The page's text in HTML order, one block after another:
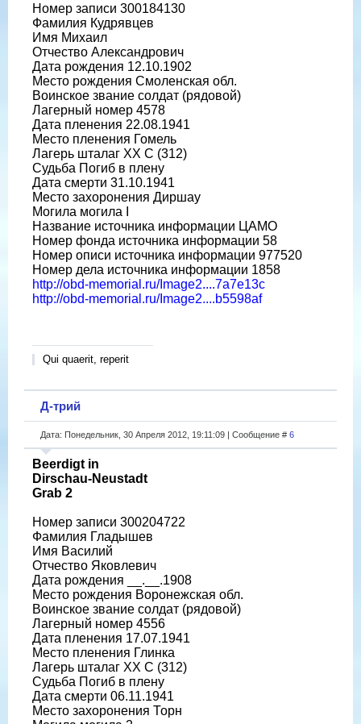
Номер записи 300184130
Фамилия Кудрявцев
Имя Михаил
Отчество Александрович
Дата рождения 12.10.1902
Место рождения Смоленская обл.
Воинское звание солдат (рядовой)
Лагерный номер 4578
Дата пленения 22.08.1941
Место пленения Гомель
Лагерь шталаг XX C (312)
Судьба Погиб в плену
Дата смерти 31.10.1941
Место захоронения Диршау
Могила могила I
Название источника информации ЦАМО
Номер фонда источника информации 58
Номер описи источника информации 977520
Номер дела источника информации 1858
http://obd-memorial.ru/Image2....7a7e13c
http://obd-memorial.ru/Image2....b5598af
Qui quaerit, reperit
Д-трий
Дата: Понедельник, 30 Апреля 2012, 19:11:09 | Сообщение # 6
Beerdigt in
Dirschau-Neustadt
Grab 2
Номер записи 300204722
Фамилия Гладышев
Имя Василий
Отчество Яковлевич
Дата рождения __.__.1908
Место рождения Воронежская обл.
Воинское звание солдат (рядовой)
Лагерный номер 4556
Дата пленения 17.07.1941
Место пленения Глинка
Лагерь шталаг XX C (312)
Судьба Погиб в плену
Дата смерти 06.11.1941
Место захоронения Торн